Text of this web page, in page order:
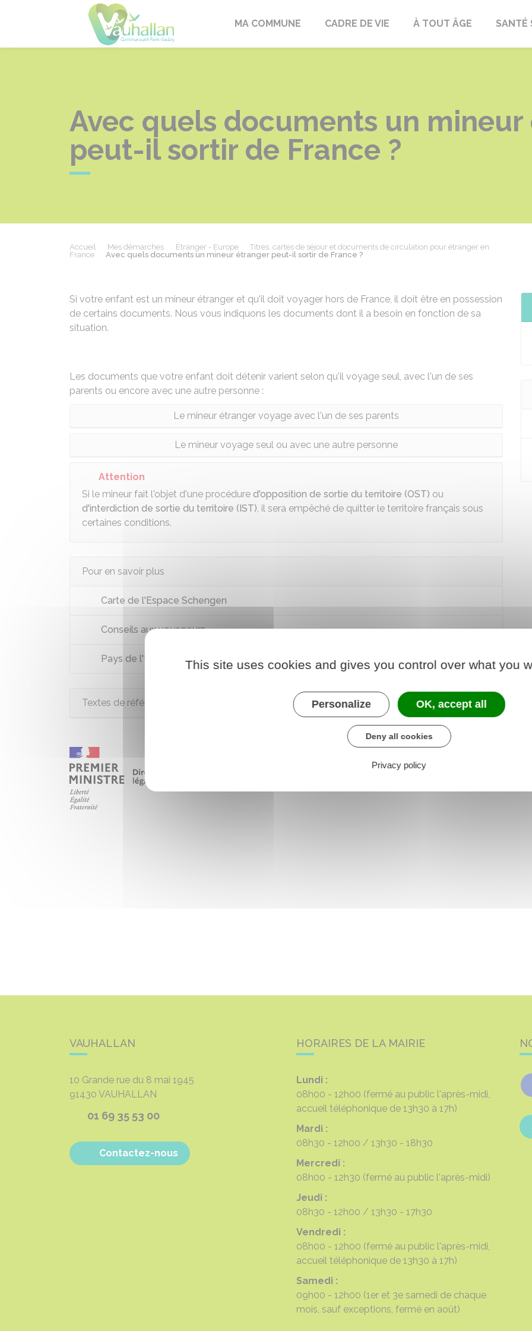
VauhallanMA COMMUNE CADRE DE VIE À TOUT ÂGE SANTÉ
Avec quels documents un
peut-il sortir de France ?
Accueil Mes démarches Étranger - Europe
Titres, cartes de séjour et documents de circulation pour étranger en
France
Avec quels documents un mineur étranger peut-il sortir de France ?
Si votre enfant est un mineur étranger et qu'il doit voyager hors de France, il doit être en possession
de certains documents. Nous vous indiquons les documents dont il a besoin en fonction de sa
situation.
Les documents que votre enfant doit détenir varient selon qu'il voyage seul, avec l'un de ses
parents ou encore avec une autre personne :
Le mineur étranger voyage avec l'un de ses parents
Le mineur voyage seul ou avec une autre personne
Attention
Si le mineur fait l'objet d'une procédure d'opposition de sortie du territoire (OST) ou
d'interdiction de sortie du territoire (IST), il sera empêché de quitter le territoire français sous
certaines conditions.
Pour en savoir plus
Carte de l'Espace Schengen
Conseils aux voyageurs
Pays de l'Union européenne
Textes de référence
VAUHALLAN
10 Grande rue du 8 mai 1945
91430 VAUHALLAN
01 69 35 53 00
Contactez-nous
HORAIRES DE LA MAIRIE
Lundi :
08h00 - 12h00 (fermé au public l'après-midi,
accueil téléphonique de 13h30 à 17h)
Mardi :
08h30 - 12h00
13h30 - 18h30
Mercredi :
08h00 - 12h30 (fermé au public l'après-midi)
Jeudi :
08h30 - 12h00
13h30 - 17h30
Vendredi :
08h00 - 12h00 (fermé au public l'après-midi,
accueil téléphonique de 13h30 à 17h)
Samedi :
09h00 - 12h00 (1er et 3e samedi de chaque
mois, sauf exceptions, fermé en août)
This site uses cookies and gives you control over what you
Personalize OK, accept all
Deny all cookies
Privacy policy